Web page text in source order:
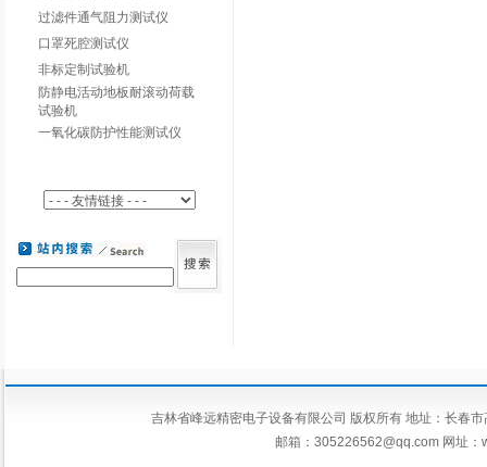
过滤件通气阻力测试仪
口罩死腔测试仪
非标定制试验机
防静电活动地板耐滚动荷载
试验机
一氧化碳防护性能测试仪
吉林省峰远精密电子设备有限公司 版权所有 地址：长
邮箱： 305226562@qq.com网址：